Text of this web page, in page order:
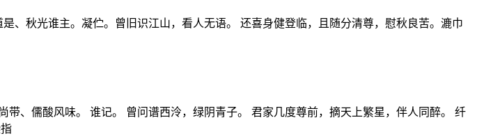
、秋光谁主。凝伫。曾旧识江山，看人无语。 还喜身健登临，且随分清尊，慰秋良苦。漉巾
、儒酸风味。 谁记。 曾问谱西泠，绿阴青子。 君家几度尊前，摘天上繁星，伴人同醉。 纤